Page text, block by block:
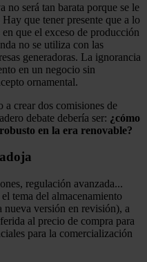
no será tan barata porque se le
que tener presente que a lo
que el exceso de producción
no se utiliza con las
generadoras. La ignorancia
en un negocio sin
ornamental.
crear dos comisiones de
debate debería ser: ¿cómo
en la era renovable?
regulación avanzada...
tema del almacenamiento
versión en revisión), a
al precio de compra para
para la comercialización